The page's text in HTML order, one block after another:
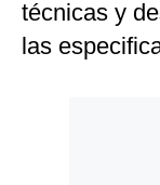
técnicas y
las